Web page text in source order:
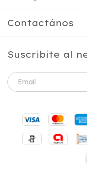
Contactános
Suscribite al